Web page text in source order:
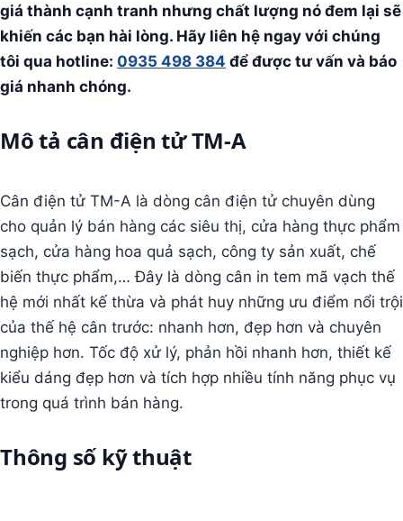
giá thành cạnh tranh nhưng chất lượng nó đem lại sẽ
khiến các bạn hài lòng. Hãy liên hệ ngay với chúng
tôi qua hotline: 0935 498 384 để được tư vấn và báo
giá nhanh chóng.
Mô tả cân điện tử TM-A
Cân điện tử TM-A là dòng cân điện tử chuyên dùng
cho quản lý bán hàng các siêu thị, cửa hàng thực phẩm
sạch, cửa hàng hoa quả sạch, công ty sản xuất, chế
biến thực phẩm,… Đây là dòng cân in tem mã vạch thế
hệ mới nhất kế thừa và phát huy những ưu điểm nổi trội
của thế hệ cân trước: nhanh hơn, đẹp hơn và chuyên
nghiệp hơn. Tốc độ xử lý, phản hồi nhanh hơn, thiết kế
kiểu dáng đẹp hơn và tích hợp nhiều tính năng phục vụ
trong quá trình bán hàng.
Thông số kỹ thuật